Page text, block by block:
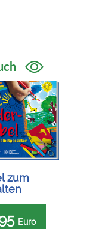
zum
Euro